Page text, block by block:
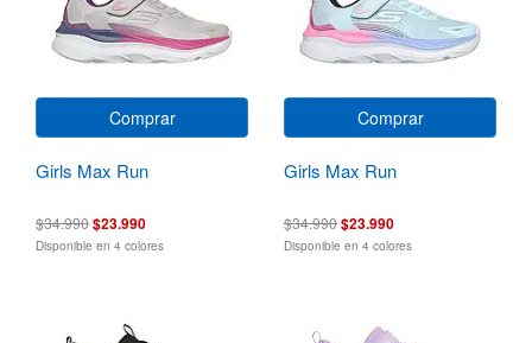
Comprar
Girls Max Run
$34.990$23.990
Disponible en 4 colores
Comprar
Girls Max Run
$34.990$23.990
Disponible en 4 colores